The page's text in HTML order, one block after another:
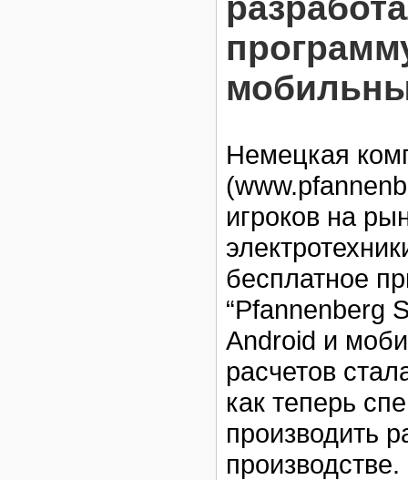
Немецкая
игроков на
бесплатное
“Pfannenberg
Android и
расчетов
как теперь
производить
производстве.